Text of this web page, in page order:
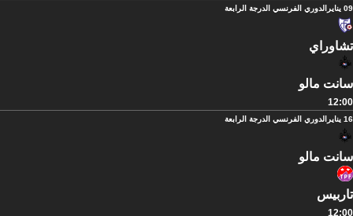
09 يناير الدوري الفرنسي الدرجة الرابعة
تشاوراي
سانت مالو
12:00
16 يناير الدوري الفرنسي الدرجة الرابعة
سانت مالو
تاربيس
12:00